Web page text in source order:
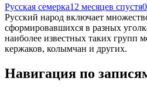
Русская семерка12 месяцев спустя0
Русский народ включает
сформировавшихся в разных
наиболее известных таких групп
кержаков, колымчан и других.
Навигация по